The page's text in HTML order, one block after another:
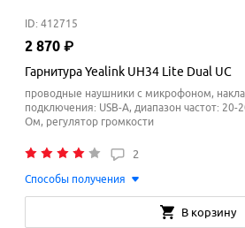
ID: 412715
2 870 ₽
Гарнитура Yealink UH34 Lite Dual UC
проводные наушники с микрофоном,
подключения: USB-A, диапазон частот: 20-
Ом, регулятор громкости
2
Способы получения
В корзину